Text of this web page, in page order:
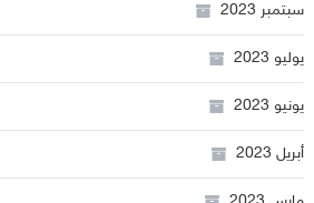
سبتمبر 2023
يوليو 2023
يونيو 2023
أبريل 2023